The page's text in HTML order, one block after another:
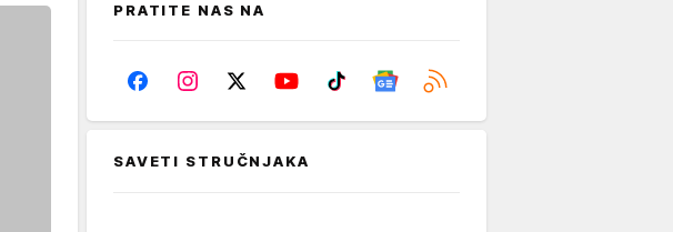
PRATITE NAS NA
SAVETI STRUČNJAKA